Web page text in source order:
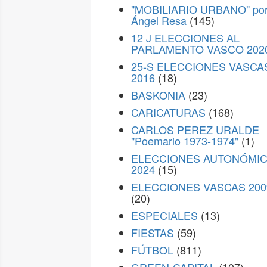
"MOBILIARIO URBANO"
Ángel Resa (145)
12 J ELECCIONES AL
PARLAMENTO VASCO
25-S ELECCIONES
2016 (18)
BASKONIA (23)
CARICATURAS (168)
CARLOS PEREZ URALDE
"Poemario 1973-1974" (1)
ELECCIONES
2024 (15)
ELECCIONES VASCAS
(20)
ESPECIALES (13)
FIESTAS (59)
FÚTBOL (811)